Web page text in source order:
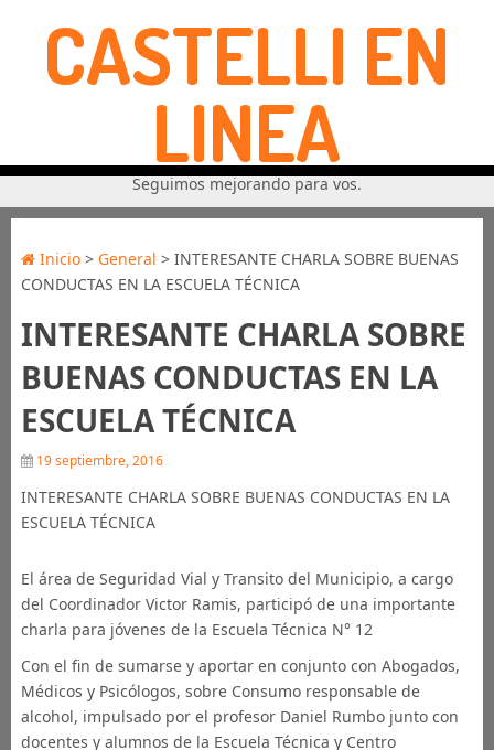
CASTELLI EN
LINEA
Seguimos mejorando para vos.
Inicio> General > INTERESANTE CHARLA SOBRE BUENAS
CONDUCTAS EN LA ESCUELA TÉCNICA
INTERESANTE CHARLA SOBRE
BUENAS CONDUCTAS EN LA
ESCUELA TÉCNICA
19 septiembre, 2016
INTERESANTE CHARLA SOBRE BUENAS CONDUCTAS EN LA
ESCUELA TÉCNICA
El área de Seguridad Vial y Transito del Municipio, a cargo
del Coordinador Victor Ramis, participó de una importante
charla para jóvenes de la Escuela Técnica N° 12
Con el fin de sumarse y aportar en conjunto con Abogados,
Médicos y Psicólogos, sobre Consumo responsable de
alcohol, impulsado por el profesor Daniel Rumbo junto con
docentes y alumnos de la Escuela Técnica y Centro